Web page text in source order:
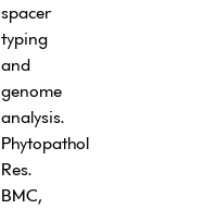
spacer
typing
and
genome
analysis.
Phytopathol
Res.
BMC,